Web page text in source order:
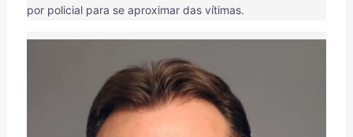
por policial para se aproximar das vítimas.